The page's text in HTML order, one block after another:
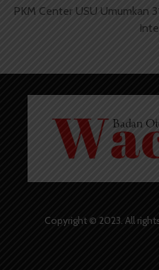
PKM Center USU Umumkan
Copyright © 2023. All